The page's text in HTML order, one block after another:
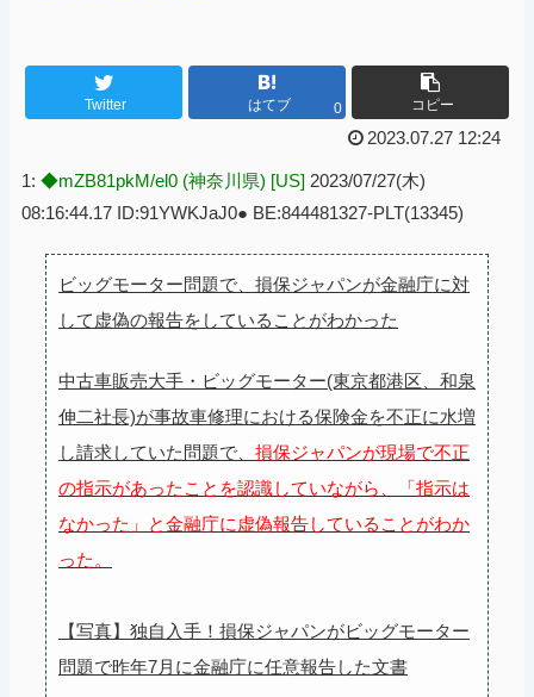
Twitter はてブ 0 コピー
2023.07.27 12:24
1: ◆mZB81pkM/el0 (神奈川県) [US] 2023/07/27(木)
08:16:44.17 ID:91YWKJaJ0● BE:844481327-PLT(13345)
ビッグモーター問題で、損保ジャパンが金融庁に対
して虚偽の報告をしていることがわかった
中古車販売大手・ビッグモーター(東京都港区、和泉
伸二社長)が事故車修理における保険金を不正に水増
し請求していた問題で、 損保ジャパンが現場で不正
の指示があったことを認識していながら、「指示は
なかった」と金融庁に虚偽報告していることがわか
った。
【写真】独自入手！損保ジャパンがビッグモーター
問題で昨年7月に金融庁に任意報告した文書